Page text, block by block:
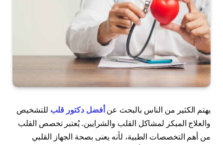
يهتم الكثير من الناس بالبحث عن أفضل دكتور قلب للتشخيص
والعلاج المبكر لمشاكل القلب والشرايين. يُعتبر تخصص القلب
من أهم التخصصات الطبية، لأنه يعنى بصحة الجهاز القلبي